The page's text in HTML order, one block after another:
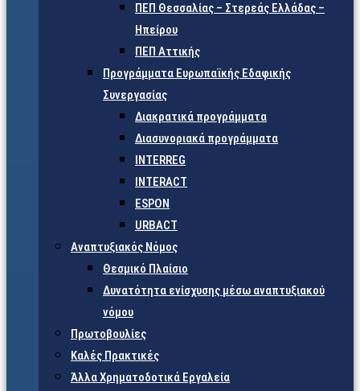
ΠΕΠ Θεσσαλίας – Στερεάς Ελλάδας –
Ηπείρου
ΠΕΠ Αττικής
Προγράμματα Ευρωπαϊκής Εδαφικής
Συνεργασίας
Διακρατικά προγράμματα
Διασυνοριακά προγράμματα
INTERREG
INTERACT
ESPON
URBACT
Αναπτυξιακός Νόμος
Θεσμικό Πλαίσιο
Δυνατότητα ενίσχυσης μέσω αναπτυξιακού
νόμου
Πρωτοβουλίες
Καλές Πρακτικές
Άλλα Χρηματοδοτικά Εργαλεία